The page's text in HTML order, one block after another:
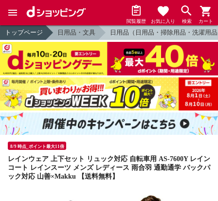
閲覧履歴 お気に入り 検索 カート
トップページ 日用品・文具 日用品（日用品・掃除用品・洗濯用
8/9 時点_ポイント最大11倍
レインウェア 上下セット リュック対応 自転車用 AS-7600Y レイン
コート レインスーツ メンズ レディース 雨合羽 通勤通学 バックパ
ック対応 山善×Makku 【送料無料】